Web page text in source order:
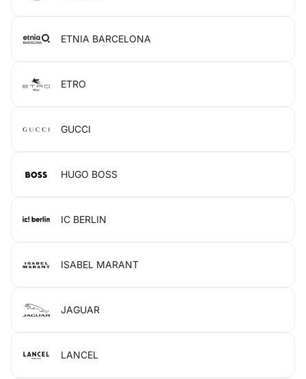
ETNIA BARCELONA
ETRO
GUCCI
HUGO BOSS
IC BERLIN
ISABEL MARANT
JAGUAR
LANCEL